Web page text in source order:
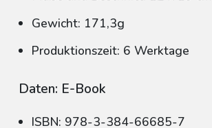
Gewicht: 171,3g
Produktionszeit: 6 Werktage
Daten: E-Book
ISBN: 978-3-384-66685-7